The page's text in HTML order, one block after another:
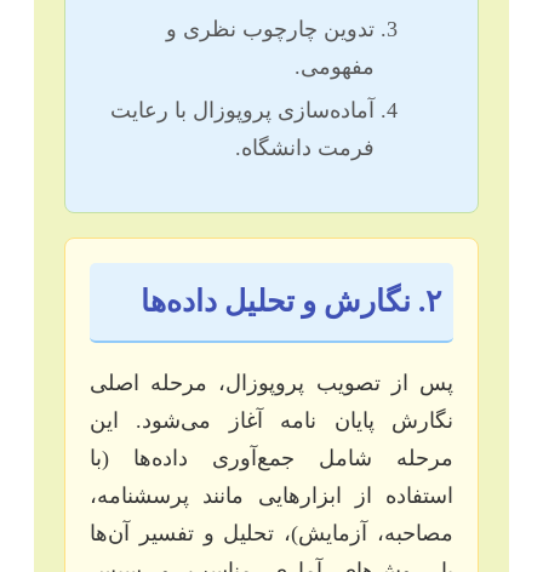
تدوین چارچوب نظری و
مفهومی.
آماده‌سازی پروپوزال با رعایت
فرمت دانشگاه.
۲. نگارش و تحلیل داده‌ها
پس از تصویب پروپوزال، مرحله اصلی
نگارش پایان نامه آغاز می‌شود. این
مرحله شامل جمع‌آوری داده‌ها (با
استفاده از ابزارهایی مانند پرسشنامه،
مصاحبه، آزمایش)، تحلیل و تفسیر آن‌ها